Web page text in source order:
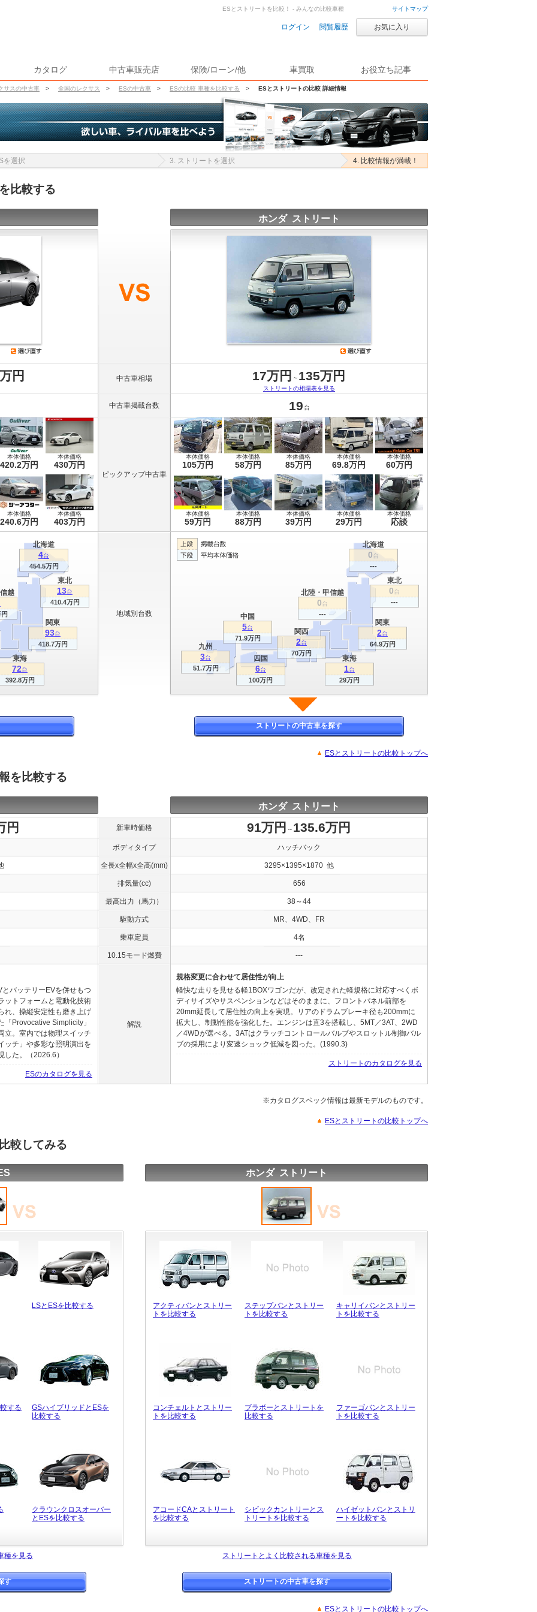
サイトマップ
ログイン 閲覧履歴 お気に入り
カタログ 中古車販売店 保険/ローン/他 車買取 お役立ち記事
サスの中古車 > 全国のレクサス > ESの中古車 > ESの比較 車種を比較する > ESとストリートの比較 詳細情報
ESとストリートを比較！ - みんなの比較車種
を選択 3. ストリートを選択 4. 比較情報が満載！
比較する
ホンダ ストリート
円 中古車相場 17万円 ～ 135万円
ストリートの相場表を見る
中古車掲載台数 19 台
本体価格
420.2万円
本体価格
430万円
本体価格
240.6万円
本体価格
403万円
ピックアップ中古車
本体価格
105万円
本体価格
58万円
本体価格
85万円
本体価格
69.8万円
本体価格
60万円
本体価格
59万円
本体価格
88万円
本体価格
39万円
本体価格
29万円
本体価格
応談
関東
93台
418.7万円
東海
72台
392.8万円
北海道
4台
454.5万円
東北
13台
410.4万円
越
地域別台数
関東
2台
64.9万円
関西
2台
70万円
東海
1台
29万円
北海道
0台
---
九州
3台
51.7万円
東北
0台
---
北陸・甲信越
0台
---
中国
5台
71.9万円
四国
6台
100万円
ストリートの中古車を探す
ESとストリートの比較トップへ
を比較する
ホンダ ストリート
円 新車時価格 91万円 ～ 135.6万円
ボディタイプ ハッチバック
全長x全幅x全高(mm) 3295×1395×1870 他
排気量(cc) 656
最高出力（馬力） 38～44
駆動方式 MR、4WD、FR
乗車定員 4名
10.15モード燃費 ---
バッテリーEVを併せもつ
ットフォームと電動化技術
れ、操縦安定性も磨き上げ
Provocative Simplicity」
立。室内では物理スイッチ
ッチ」や多彩な照明演出を
た。（2026.6）
ESのカタログを見る
解説
規格変更に合わせて居住性が向上
軽快な走りを見せる軽1BOXワゴンだが、改定された軽規格に対応すべくボ
ディサイズやサスペンションなどはそのままに、フロントパネル前部を
20mm延長して居住性の向上を実現。リアのドラムブレーキ径も200mmに
拡大し、制動性能を強化した。エンジンは直3を搭載し、5MT／3AT、2WD
／4WDが選べる。3ATはクラッチコントロールバルブやスロットル制御バル
ブの採用により変速ショック低減を図った。(1990.3)
ストリートのカタログを見る
※カタログスペック情報は最新モデルのものです。
ESとストリートの比較トップへ
較してみる
LSとESを比較する
する
GSハイブリッドとESを
比較する
クラウンクロスオーバー
とESを比較する
ホンダ ストリート
アクティバンとストリー
トを比較する
ステップバンとストリー
トを比較する
キャリイバンとストリー
トを比較する
コンチェルトとストリー
トを比較する
ブラボーとストリートを
比較する
ファーゴバンとストリー
トを比較する
アコードCAとストリート
を比較する
シビックカントリーとス
トリートを比較する
ハイゼットバンとストリ
ートを比較する
種を見る ストリートとよく比較される車種を見る
す ストリートの中古車を探す
ESとストリートの比較トップへ